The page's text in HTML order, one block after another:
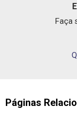
Faça
Páginas